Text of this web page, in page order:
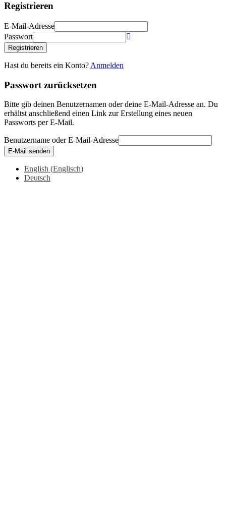
Registrieren
E-Mail-Adresse
Passwort
Registrieren
Hast du bereits ein Konto? Anmelden
Passwort zurücksetzen
Bitte gib deinen Benutzernamen oder deine E-Mail-Adresse an. Du
erhältst anschließend einen Link zur Erstellung eines neuen
Passworts per E-Mail.
Benutzername oder E-Mail-Adresse
E-Mail senden
English (Englisch)
Deutsch